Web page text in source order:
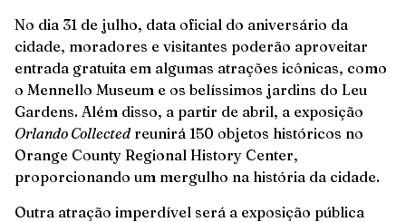
No dia 31 de julho, data oficial do aniversário da
cidade, moradores e visitantes poderão aproveitar
entrada gratuita em algumas atrações icônicas, como
o Mennello Museum e os belíssimos jardins do Leu
Gardens. Além disso, a partir de abril, a exposição
Orlando Collectedreunirá 150 objetos históricos no
Orange County Regional History Center,
proporcionando um mergulho na história da cidade.
Outra atração imperdível será a exposição pública